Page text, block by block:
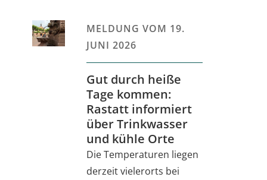
MELDUNG VOM 19.
JUNI 2026
Gut durch heiße
Tage kommen:
Rastatt informiert
über Trinkwasser
und kühle Orte
Die Temperaturen liegen
derzeit vielerorts bei